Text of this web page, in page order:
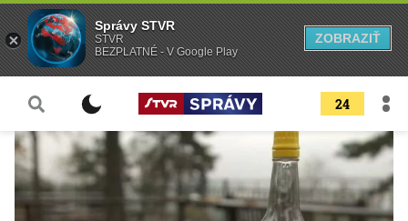
24
Správy STVR
STVR
BEZPLATNÉ - V Google Play
ZOBRAZIŤ